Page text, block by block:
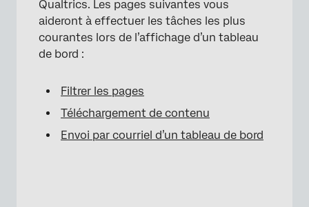
×
Qualtrics. Les pages suivantes vous
aideront à effectuer les tâches les plus
courantes lors de l’affichage d’un tableau
de bord :
Filtrer les pages
Téléchargement de contenu
Envoi par courriel d’un tableau de bord